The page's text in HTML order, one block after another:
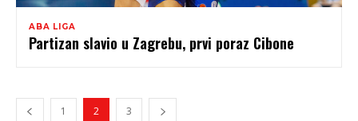
ABA LIGA
Partizan slavio u Zagrebu, prvi poraz Cibone
1 2 3